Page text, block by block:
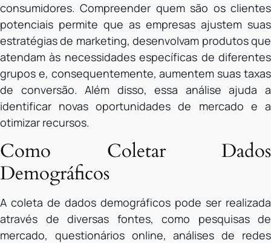
consumidores. Compreender quem são os clientes
potenciais permite que as empresas ajustem suas
estratégias de marketing, desenvolvam produtos que
atendam às necessidades específicas de diferentes
grupos e, consequentemente, aumentem suas taxas
de conversão. Além disso, essa análise ajuda a
identificar novas oportunidades de mercado e a
otimizar recursos.
Como Coletar Dados
Demográficos
A coleta de dados demográficos pode ser realizada
através de diversas fontes, como pesquisas de
mercado, questionários online, análises de redes